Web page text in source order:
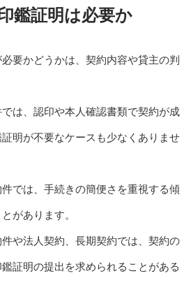
鑑証明は必要か
要かどうかは、契約内容や貸主の判
は、認印や本人確認書類で契約が成
明が不要なケースも少なくありませ
では、手続きの簡便さを重視する傾
があります。
や法人契約、長期契約では、契約の
証明の提出を求められることがある